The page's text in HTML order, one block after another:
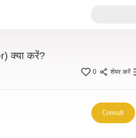
क्या करें?
0 शेयर करें
Consult